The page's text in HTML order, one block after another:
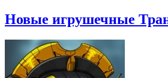
Новые игрушечные